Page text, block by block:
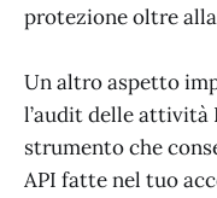
protezione oltre
Un altro aspetto
l’audit delle attività
strumento che
API fatte nel tuo